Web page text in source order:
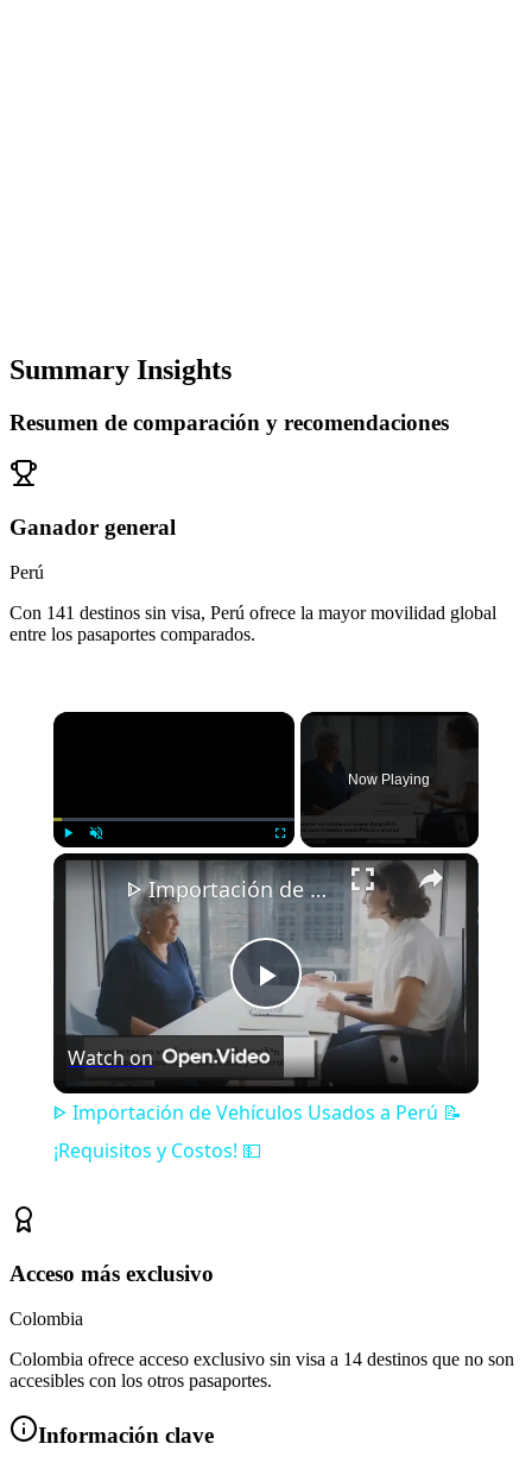
Summary Insights
Resumen de comparación y recomendaciones
Ganador general
Perú
Con 141 destinos sin visa, Perú ofrece la mayor movilidad global
entre los pasaportes comparados.
×
Play Unmute Fullscreen
Now Playing
×
Play
Video
ᐈ Importación de Vehículos Usados a Perú 📝 ¡Requisitos y Costos! 💵
Watch on
ᐈ Importación de Vehículos Usados a Perú 📝
¡Requisitos y Costos! 💵
Acceso más exclusivo
Colombia
Colombia ofrece acceso exclusivo sin visa a 14 destinos que no son
accesibles con los otros pasaportes.
Información clave